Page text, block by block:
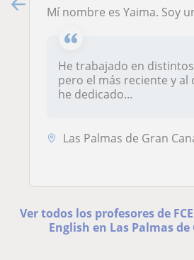
Mí nombre es Yaima. Soy una chica bastante alegre y responsable. Me gustaría impartir clases de inglés de una manera dinámica, utilizando juegos, fichas y de manera
He trabajado en
pero el más reciente y al
he dedicado...
Las Palmas de Gran
Ver todos los profesores de
English en Las Palmas